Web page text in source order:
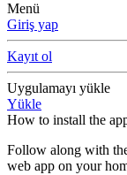
Menü
Giriş yap
Kayıt ol
Uygulamayı yükle
Yükle
How to install the
Follow along with
web app on your